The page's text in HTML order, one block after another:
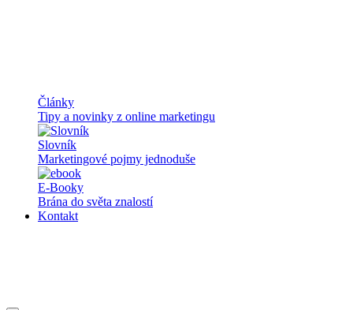
Články
Tipy a novinky z online marketingu
Slovník
Marketingové pojmy jednoduše
E-Booky
Brána do světa znalostí
Kontakt